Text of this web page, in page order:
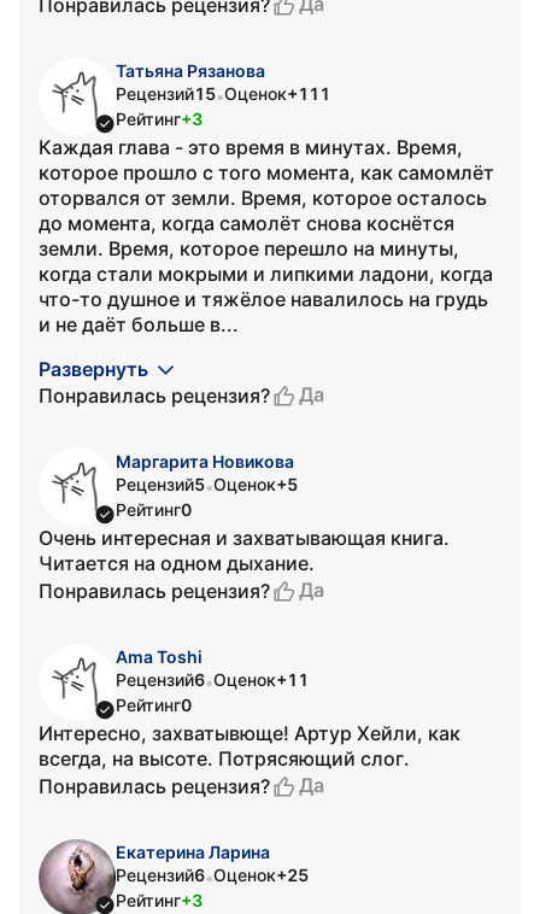
Татьяна Рязанова
Рецензий15•Оценок+111
Рейтинг+3
Каждая глава - это время в минутах. Время,
которое прошло с того момента, как самомлёт
оторвался от земли. Время, которое осталось
до момента, когда самолёт снова коснётся
земли. Время, которое перешло на минуты,
когда стали мокрыми и липкими ладони, когда
что-то душное и тяжёлое навалилось на грудь
и не даёт больше в...
Развернуть
Понравилась рецензия?
Да
Маргарита Новикова
Рецензий5•Оценок+5
Рейтинг0
Очень интересная и захватывающая книга.
Читается на одном дыхание.
Понравилась рецензия?
Да
Ama Toshi
Рецензий6•Оценок+11
Рейтинг0
Интересно, захватывюще! Артур Хейли, как
всегда, на высоте. Потрясяющий слог.
Понравилась рецензия?
Да
Екатерина Ларина
Рецензий6•Оценок+25
Рейтинг+3